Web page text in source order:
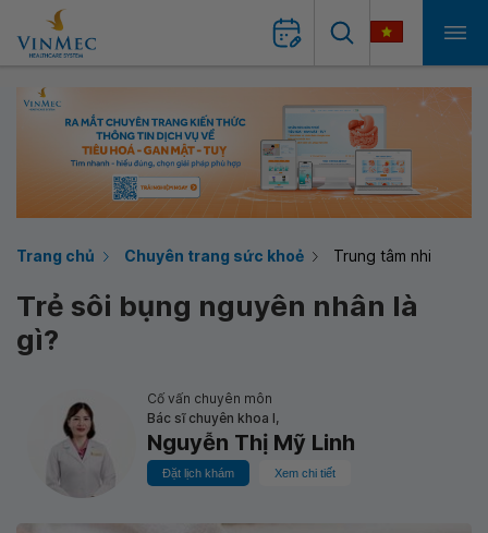
Trang chủ Chuyên trang sức khoẻ Trung tâm nhi
Trẻ sôi bụng nguyên nhân là
gì?
Cố vấn chuyên môn
Bác sĩ chuyên khoa I,
Nguyễn Thị Mỹ Linh
Đặt lịch khám Xem chi tiết